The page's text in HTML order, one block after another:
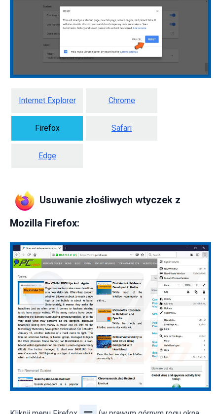
Internet Explorer Chrome
Firefox Safari
Edge
Usuwanie złośliwych wtyczek z
Mozilla Firefox: